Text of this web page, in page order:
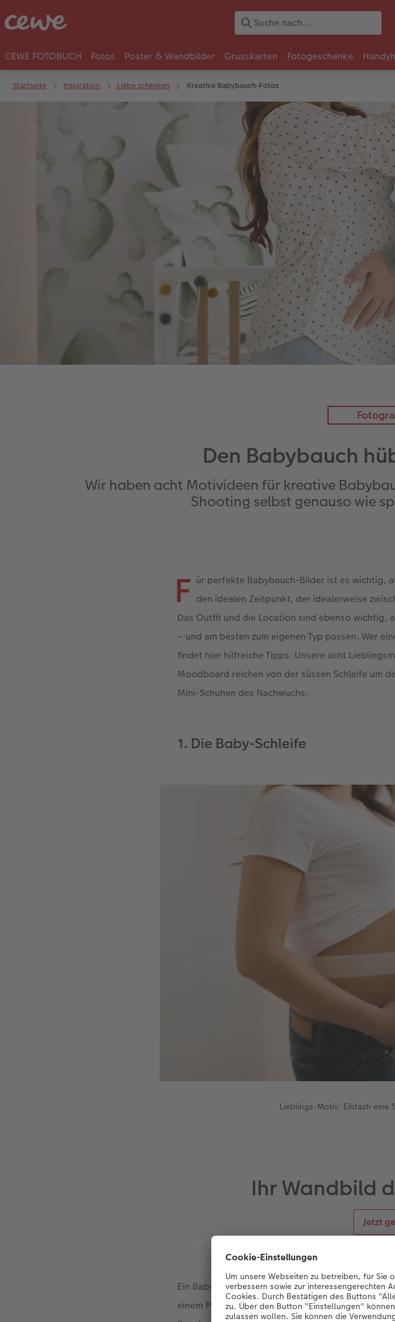
CEWE FOTOBUCH Fotos Poster & Wandbilder Grusskarten Fotogeschenke
Startseite Inspiration Liebe schenken Kreative Babybauch-Fotos
Den Babybauch
Wir haben acht Motivideen für kreative
Shooting selbst genauso wie
F ür perfekte Babybauch-Bilder ist es wichtig,
den idealen Zeitpunkt, der idealerweise
Das Outfit und die Location sind ebenso wichtig,
– und am besten zum eigenen Typ passen. Wer
findet hier hilfreiche Tipps. Unsere acht
Moodboard reichen von der süssen Schleife um
Mini-Schuhen des Nachwuchs.
1. Die Baby-Schleife
Lieblings-Motiv: Einfach eine
Ihr Wandbild
Jetzt
Ein Baby zu bekommen, ist ein echtes Geschenk:
einem Paar eine Familie, schafft eine völlig neue